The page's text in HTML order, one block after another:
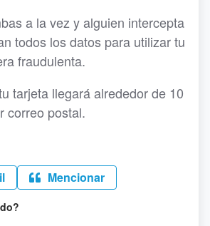
a la vez y alguien intercepta
todos los datos para utilizar tu
fraudulenta.
tarjeta llegará alrededor de 10
correo postal.
Mencionar